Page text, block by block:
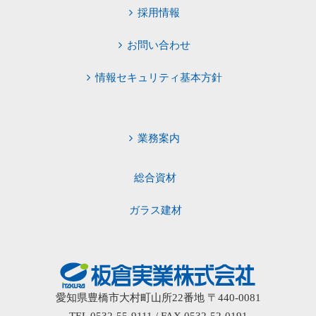
採用情報
お問い合わせ
情報セキュリティ基本方針
業務案内
総合資材
ガラス建材
愛知県豊橋市大村町山所22番地 〒440-0081